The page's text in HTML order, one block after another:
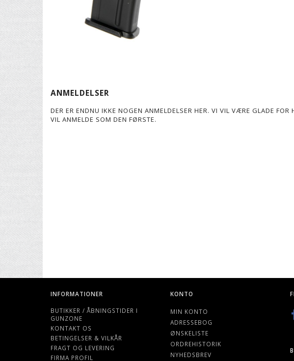
ANMELDELSER
DER ER ENDNU IKKE NOGEN ANMELDELSER HER. VI VIL VÆRE GLADE FOR
VIL ANMELDE SOM DEN FØRSTE.
INFORMATIONER
BUTIKKER / ÅBNINGSTIDER I
GUNZONE
KONTAKT OS
BETINGELSER & VILKÅR
FRAGT OG LEVERING
FIRMA PROFIL
KONTO
MIN KONTO
ADRESSEBOG
ØNSKELISTE
ORDREHISTORIK
NYHEDSBREV